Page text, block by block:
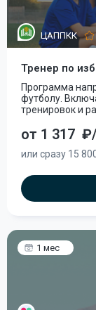
ЦАППКК
Тренер по
Программа
футболу.
тренировок и
от 1 317
или сразу 15
1 мес